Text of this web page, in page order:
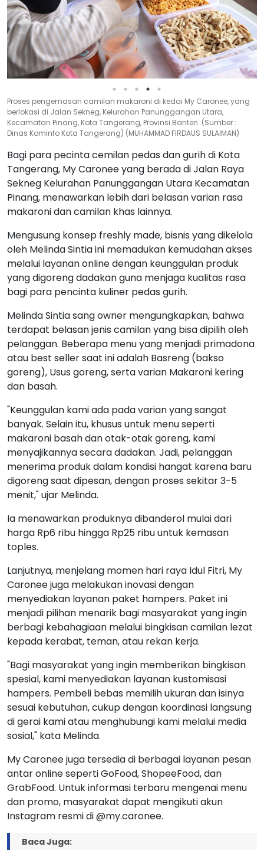
Proses pengemasan camilan makaroni di kedai My Caronee, yang
berlokasi di Jalan Sekneg, Kelurahan Panunggangan Utara,
Kecamatan Pinang, Kota Tangerang, Provinsi Banten. (Sumber :
Dinas Kominfo Kota Tangerang) (MUHAMMAD FIRDAUS SULAIMAN)
Bagi para pecinta cemilan pedas dan gurih di Kota
Tangerang, My Caronee yang berada di Jalan Raya
Sekneg Kelurahan Panunggangan Utara Kecamatan
Pinang, menawarkan lebih dari belasan varian rasa
makaroni dan camilan khas lainnya.
Mengusung konsep freshly made, bisnis yang dikelola
oleh Melinda Sintia ini memadukan kemudahan akses
melalui layanan online dengan keunggulan produk
yang digoreng dadakan guna menjaga kualitas rasa
bagi para pencinta kuliner pedas gurih.
Melinda Sintia sang owner mengungkapkan, bahwa
terdapat belasan jenis camilan yang bisa dipilih oleh
pelanggan. Beberapa menu yang menjadi primadona
atau best seller saat ini adalah Basreng (bakso
goreng), Usus goreng, serta varian Makaroni kering
dan basah.
"Keunggulan kami ada pada varian yang sangat
banyak. Selain itu, khusus untuk menu seperti
makaroni basah dan otak-otak goreng, kami
menyajikannya secara dadakan. Jadi, pelanggan
menerima produk dalam kondisi hangat karena baru
digoreng saat dipesan, dengan proses sekitar 3-5
menit," ujar Melinda.
Ia menawarkan produknya dibanderol mulai dari
harga Rp6 ribu hingga Rp25 ribu untuk kemasan
toples.
Lanjutnya, menjelang momen hari raya Idul Fitri, My
Caronee juga melakukan inovasi dengan
menyediakan layanan paket hampers. Paket ini
menjadi pilihan menarik bagi masyarakat yang ingin
berbagi kebahagiaan melalui bingkisan camilan lezat
kepada kerabat, teman, atau rekan kerja.
"Bagi masyarakat yang ingin memberikan bingkisan
spesial, kami menyediakan layanan kustomisasi
hampers. Pembeli bebas memilih ukuran dan isinya
sesuai kebutuhan, cukup dengan koordinasi langsung
di gerai kami atau menghubungi kami melalui media
sosial," kata Melinda.
My Caronee juga tersedia di berbagai layanan pesan
antar online seperti GoFood, ShopeeFood, dan
GrabFood. Untuk informasi terbaru mengenai menu
dan promo, masyarakat dapat mengikuti akun
Instagram resmi di @my.caronee.
Baca Juga: